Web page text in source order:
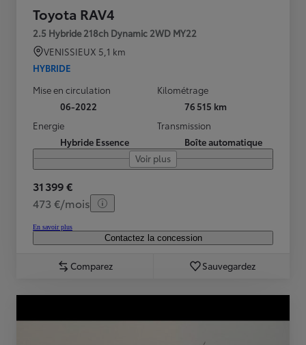
Toyota RAV4
2.5 Hybride 218ch Dynamic 2WD MY22
VENISSIEUX 5,1 km
HYBRIDE
Mise en circulation
06-2022
Kilométrage
76 515 km
Energie
Hybride Essence
Transmission
Boîte automatique
Voir plus
31 399 €
473 €/mois
En savoir plus
Contactez la concession
Comparez Sauvegardez